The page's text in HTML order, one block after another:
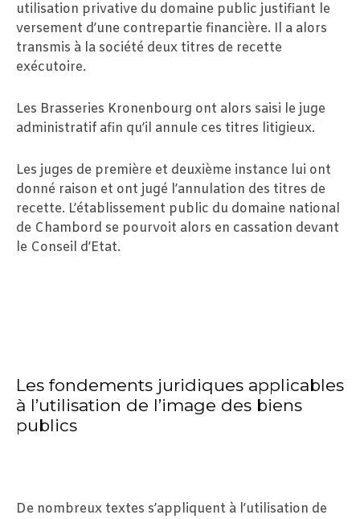
utilisation privative du domaine public justifiant le
versement d’une contrepartie financière. Il a alors
transmis à la société deux titres de recette
exécutoire.
Les Brasseries Kronenbourg ont alors saisi le juge
administratif afin qu’il annule ces titres litigieux.
Les juges de première et deuxième instance lui ont
donné raison et ont jugé l’annulation des titres de
recette. L’établissement public du domaine national
de Chambord se pourvoit alors en cassation devant
le Conseil d’Etat.
Les fondements juridiques applicables
à l’utilisation de l’image des biens
publics
De nombreux textes s’appliquent à l’utilisation de